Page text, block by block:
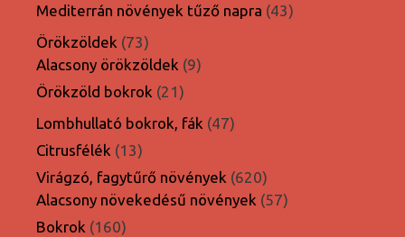
Mediterrán növények tűző napra 4343
Örökzöldek 7373
termék
Alacsony örökzöldek 99
Örökzöld bokrok 2121
termék
Lombhullató bokrok, fák 4747
Citrusfélék 1313
termék
Virágzó, fagytűrő növények 620620
termék
Alacsony növekedésű növények 5757
Bokrok 160160